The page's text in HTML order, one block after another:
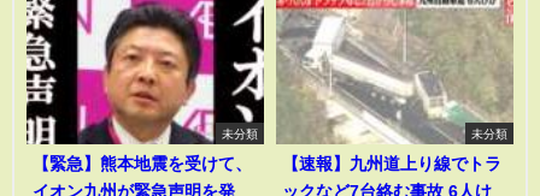
未分類
【緊急】熊本地震を受けて、
イオン九州が緊急声明を発
未分類
【速報】九州道上り線でトラ
ックなど7台絡む事故 6人け